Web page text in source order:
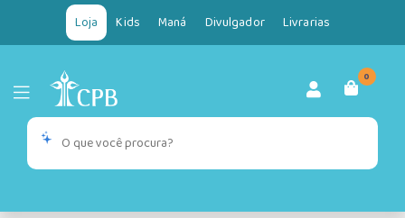
Loja Kids Maná Divulgador Livrarias
0